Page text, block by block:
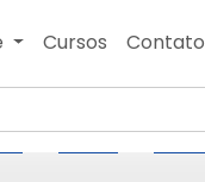
Cursos Contato